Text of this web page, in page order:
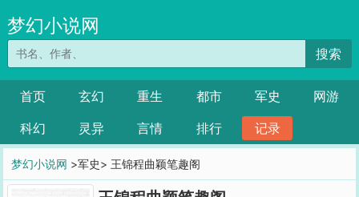
梦幻小说网
搜索
首页 玄幻 重生 都市 军史
网游
科幻
灵异 言情 排行 记录
梦幻小说网 >军史> 王锦程曲颖笔趣阁